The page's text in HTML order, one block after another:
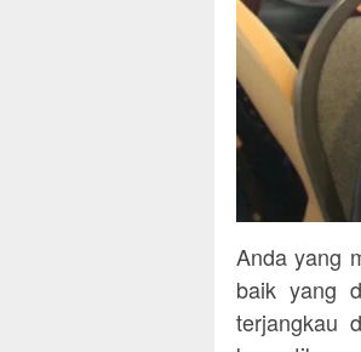
Anda yang
baik yang
terjangkau